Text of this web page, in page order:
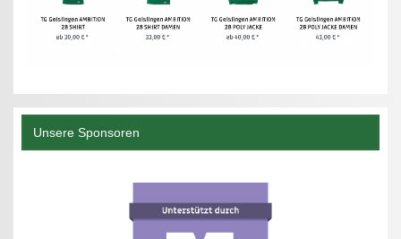
Unsere Sponsoren